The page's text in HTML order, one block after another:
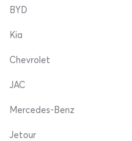
BYD
Kia
Chevrolet
JAC
Mercedes-Benz
Jetour